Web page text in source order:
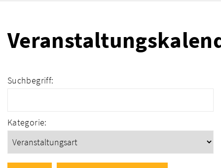
Suchbegriff:
Kategorie: